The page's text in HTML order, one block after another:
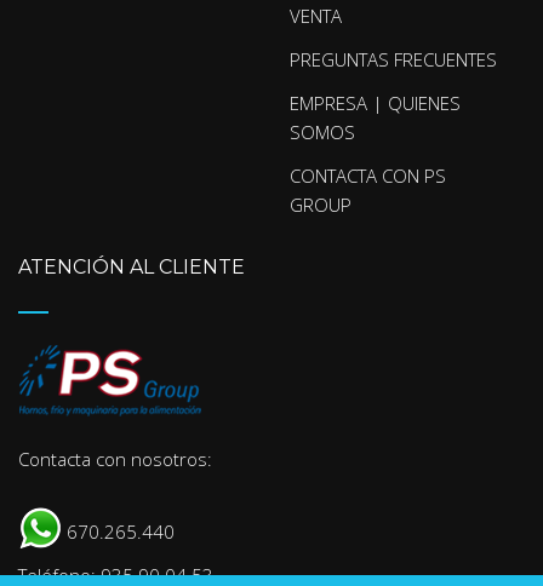
VENTA
PREGUNTAS FRECUENTES
EMPRESA | QUIENES
SOMOS
CONTACTA CON PS
GROUP
ATENCIÓN AL CLIENTE
Contacta con nosotros:
670.265.440
Teléfono: 935 90 04 53